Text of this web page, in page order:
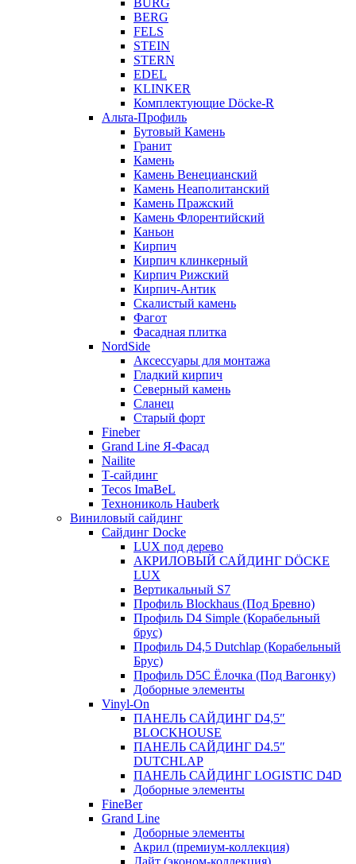
BERG
FELS
STEIN
STERN
EDEL
KLINKER
Комплектующие Döcke-R
Альта-Профиль
Бутовый Камень
Гранит
Камень
Камень Венецианский
Камень Неаполитанский
Камень Пражский
Камень Флорентийский
Каньон
Кирпич
Кирпич клинкерный
Кирпич Рижский
Кирпич-Антик
Скалистый камень
Фагот
Фасадная плитка
NordSide
Аксессуары для монтажа
Гладкий кирпич
Северный камень
Сланец
Старый форт
Fineber
Grand Line Я-Фасад
Nailite
Т-сайдинг
Tecos ImaBeL
Технониколь Hauberk
Виниловый сайдинг
Сайдинг Docke
LUX под дерево
АКРИЛОВЫЙ САЙДИНГ DÖCKE
LUX
Вертикальный S7
Профиль Blockhaus (Под Бревно)
Профиль D4 Simple (Корабельный
брус)
Профиль D4,5 Dutchlap (Корабельный
Брус)
Профиль D5C Ёлочка (Под Вагонку)
Доборные элементы
Vinyl-On
ПАНЕЛЬ САЙДИНГ D4,5″
BLOCKHOUSE
ПАНЕЛЬ САЙДИНГ D4.5″
DUTCHLAP
ПАНЕЛЬ САЙДИНГ LOGISTIC D4D
Доборные элементы
FineBer
Grand Line
Доборные элементы
Акрил (премиум-коллекция)
Лайт (эконом-коллекция)